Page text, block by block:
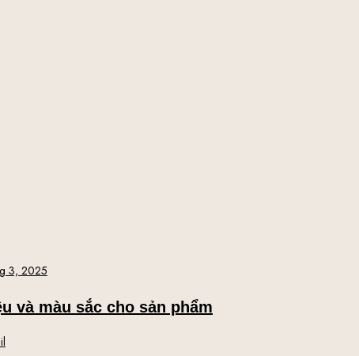
3, 2025
và màu sắc cho sản phẩm